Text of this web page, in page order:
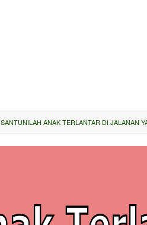
SANTUNILAH ANAK TERLANTAR DI JALANAN